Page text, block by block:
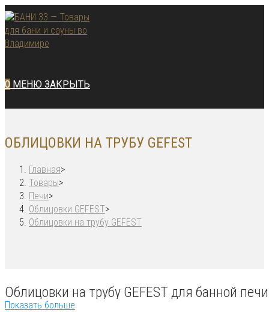
Перейти
к
содержимому
0 МЕНЮ ЗАКРЫТЬ
ОБЛИЦОВКИ НА ТРУБУ GEFEST
Главная>
Товары>
Печи>
Облицовки GEFEST>
Облицовки на трубу GEFEST
Облицовки на трубу GEFEST для банной
Показать больше